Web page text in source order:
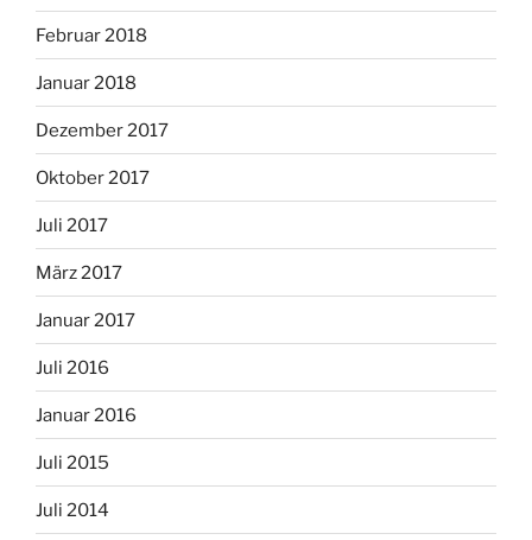
Februar 2018
Januar 2018
Dezember 2017
Oktober 2017
Juli 2017
März 2017
Januar 2017
Juli 2016
Januar 2016
Juli 2015
Juli 2014